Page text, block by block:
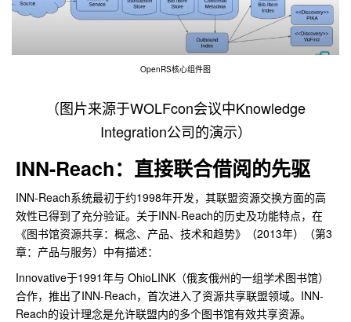
OpenRS核心组件图
（图片来源于WOLFcon会议中Knowledge
Integration公司的演示）
INN-Reach：直接联合借阅的先驱
INN-Reach系统最初于约1998年开发，其联盟资源交换方面的高
效性已得到了充分验证。关于INN-Reach的历史及功能特点，在
《图书馆资源共享：概念、产品、技术和趋势》（2013年）（第3
章：产品与服务）中有描述：
Innovative于1991年与 OhioLINK（俄亥俄州的一组学术图书馆）
合作，推出了INN-Reach，首次进入了资源共享联盟领域。INN-
Reach的设计理念是允许联盟内的多个图书馆有效共享资源。